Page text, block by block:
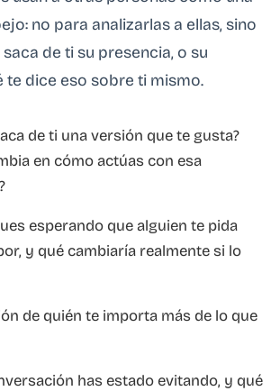
no para analizarlas a ellas, sino
de ti su presencia, o su
te dice eso sobre ti mismo.
de ti una versión que te gusta?
en cómo actúas con esa
esperando que alguien te pida
y qué cambiaría realmente si lo
de quién te importa más de lo que
has estado evitando, y qué